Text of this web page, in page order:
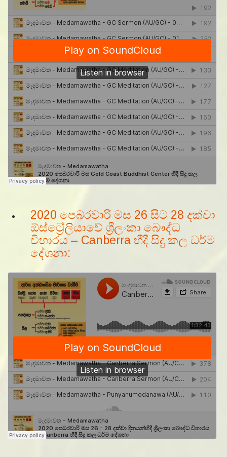
2020 පෙබරවාරි මස 26 සිට 28 දක්වා
ඕස්ට්‍රේලියාවේ ශ්‍රීලංකා බෞද්ධ
විහාරය – Canberra හීදී සිදු කල ධර්ම
දේශනා: